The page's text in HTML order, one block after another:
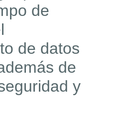
de
de datos
de
y